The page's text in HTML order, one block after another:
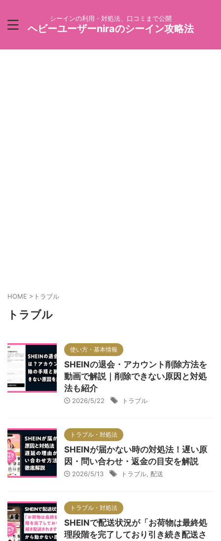
シーインの利用・対処法、口コミまで公開
ヘビーユーザーniraのシーイン攻略法
HOME > トラブル
トラブル
使い方・基本情報
SHEINの退会・アカウント削除方法を
動画で解説｜削除できない原因と対処
法も紹介
2026/5/22 トラブル
トラブル・対処法
SHEINが届かない時の対処法！遅い原
因・問い合わせ・返金の目安を解説
2026/5/13 トラブル 配送
トラブル・対処法
SHEINで配送状況が「お荷物は最終処
理段階を完了しており引き続き配送さ